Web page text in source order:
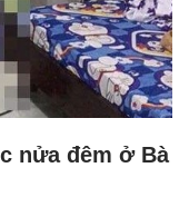
nửa đêm ở Bà